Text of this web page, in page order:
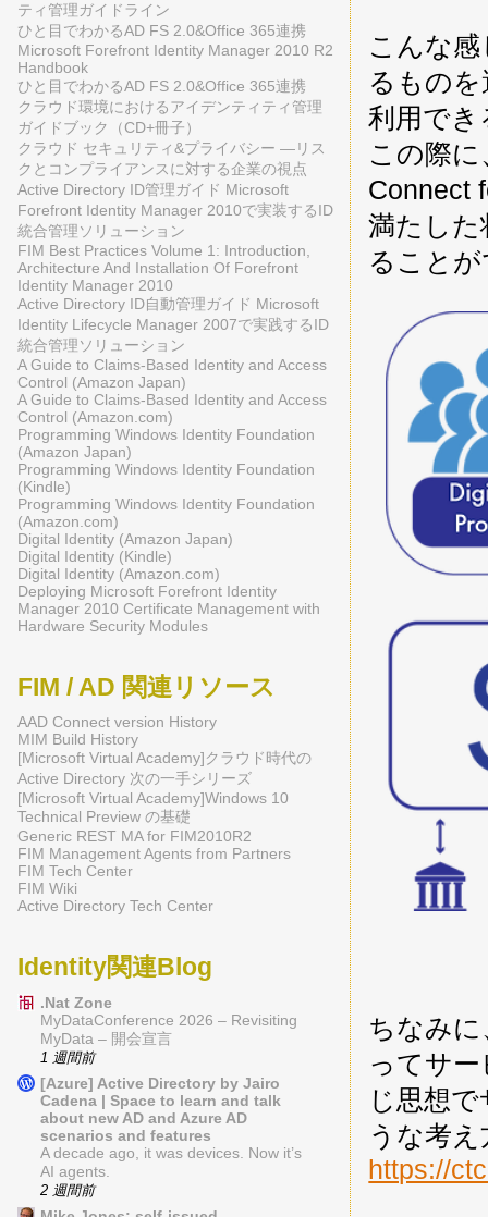
こんな
るもの
利用で
この際
Connect
満たした
ること
ちなみ
ってサ
じ思想
うな考
https://
ティ管理ガイドライン
ひと目でわかるAD FS 2.0&Office 365連携
Microsoft Forefront Identity Manager 2010 R2
Handbook
ひと目でわかるAD FS 2.0&Office 365連携
クラウド環境におけるアイデンティティ管理
ガイドブック（CD+冊子）
クラウド セキュリティ&プライバシー ―リス
クとコンプライアンスに対する企業の視点
Active Directory ID管理ガイド Microsoft
Forefront Identity Manager 2010で実装するID
統合管理ソリューション
FIM Best Practices Volume 1: Introduction,
Architecture And Installation Of Forefront
Identity Manager 2010
Active Directory ID自動管理ガイド Microsoft
Identity Lifecycle Manager 2007で実践するID
統合管理ソリューション
A Guide to Claims-Based Identity and Access
Control (Amazon Japan)
A Guide to Claims-Based Identity and Access
Control (Amazon.com)
Programming Windows Identity Foundation
(Amazon Japan)
Programming Windows Identity Foundation
(Kindle)
Programming Windows Identity Foundation
(Amazon.com)
Digital Identity (Amazon Japan)
Digital Identity (Kindle)
Digital Identity (Amazon.com)
Deploying Microsoft Forefront Identity
Manager 2010 Certificate Management with
Hardware Security Modules
FIM / AD 関連リソース
AAD Connect version History
MIM Build History
[Microsoft Virtual Academy]クラウド時代の
Active Directory 次の一手シリーズ
[Microsoft Virtual Academy]Windows 10
Technical Preview の基礎
Generic REST MA for FIM2010R2
FIM Management Agents from Partners
FIM Tech Center
FIM Wiki
Active Directory Tech Center
Identity関連Blog
.Nat Zone
MyDataConference 2026 – Revisiting
MyData – 開会宣言
1 週間前
[Azure] Active Directory by Jairo
Cadena | Space to learn and talk
about new AD and Azure AD
scenarios and features
A decade ago, it was devices. Now it’s
AI agents.
2 週間前